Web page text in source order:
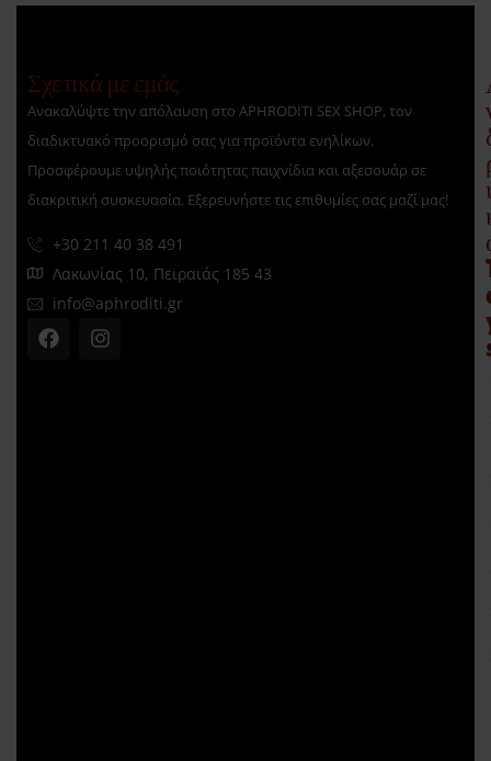
Σχετικά με εμάς
Ανακαλύψτε την απόλαυση στο APHRODITI SEX SHOP, τον
διαδικτυακό προορισμό σας για προϊόντα ενηλίκων.
Προσφέρουμε υψηλής ποιότητας παιχνίδια και αξεσουάρ σε
διακριτική συσκευασία. Εξερευνήστε τις επιθυμίες σας μαζί μας!
+30 211 40 38 491
Λακωνίας 10, Πειραιάς 185 43
info@aphroditi.gr
ι